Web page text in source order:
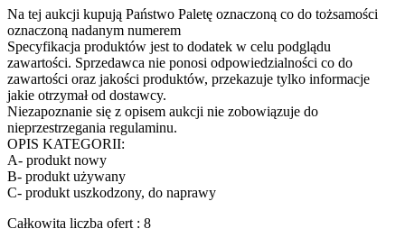
Na tej aukcji kupują Państwo Paletę oznaczoną co do tożsamości
oznaczoną nadanym numerem
Specyfikacja produktów jest to dodatek w celu podglądu
zawartości. Sprzedawca nie ponosi odpowiedzialności co do
zawartości oraz jakości produktów, przekazuje tylko informacje
jakie otrzymał od dostawcy.
Niezapoznanie się z opisem aukcji nie zobowiązuje do
nieprzestrzegania regulaminu.
OPIS KATEGORII:
A- produkt nowy
B- produkt używany
C- produkt uszkodzony, do naprawy
Całkowita liczba ofert : 8